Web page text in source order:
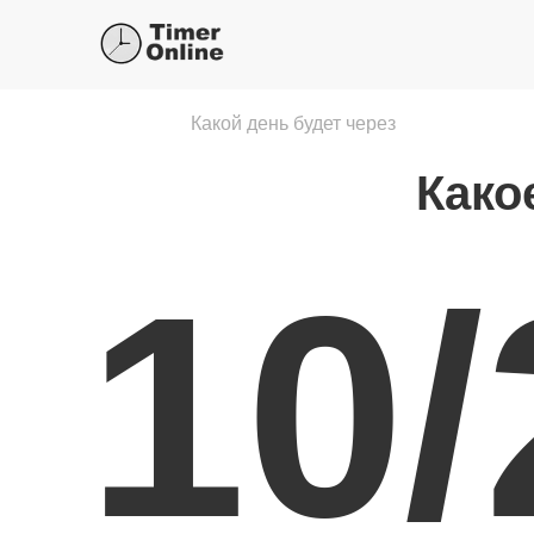
Какой день будет через